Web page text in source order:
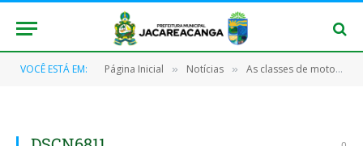
VOCÊ ESTÁ EM: Página Inicial » Notícias » As classes de moto taxistas e taxistas reuniram com o prefeito Valdo do posto e o comandante do CPR 10